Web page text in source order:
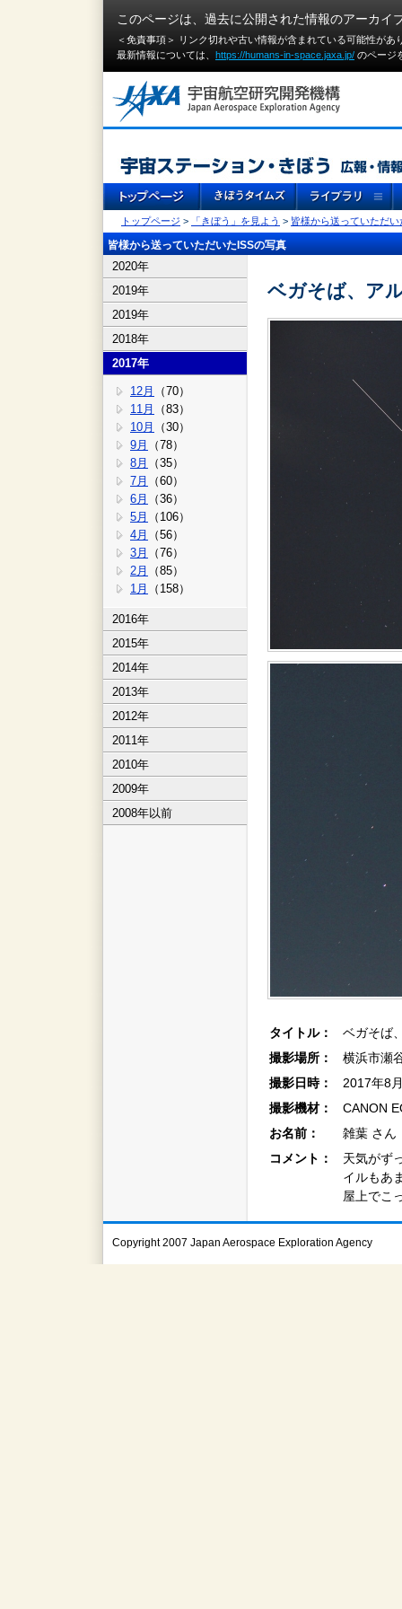
このページは、過去に公開された情報のアーカイ
＜免責事項＞ リンク切れや古い情報が含まれている可能性が
最新情報については、 https://humans-in-space.jaxa.jp/ のページ
トップページ > 「きぼう」を見よう > 皆様から送っていただい
皆様から送っていただいたISSの写真
2020年
2019年
2019年
2018年
2017年
12月
（70）
11月
（83）
10月
（30）
9月
（78）
8月
（35）
7月
（60）
6月
（36）
5月
（106）
4月
（56）
3月
（76）
2月
（85）
1月
（158）
2016年
2015年
2014年
2013年
2012年
2011年
2010年
2009年
2008年以前
ベガそば、ア
タイトル：
ベガそば
撮影場所：
横浜市瀬
撮影日時：
2017年8
撮影機材：
CANON
お名前：
雑葉 さん
コメント：
天気がず
イルもあ
屋上でこ
Copyright 2007 Japan Aerospace Exploration Agency